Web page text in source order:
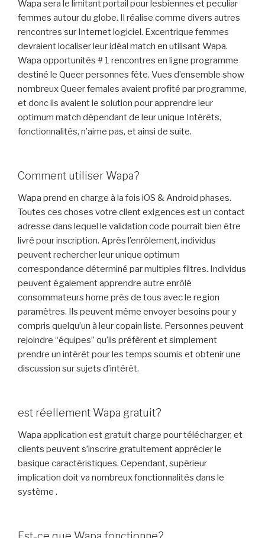
Wapa sera le limitant portail pour lesbiennes et peculiar
femmes autour du globe. Il réalise comme divers autres
rencontres sur Internet logiciel. Excentrique femmes
devraient localiser leur idéal match en utilisant Wapa.
Wapa opportunités # 1 rencontres en ligne programme
destiné le Queer personnes fête. Vues d’ensemble show
nombreux Queer females avaient profité par programme,
et donc ils avaient le solution pour apprendre leur
optimum match dépendant de leur unique Intérêts,
fonctionnalités, n’aime pas, et ainsi de suite.
Comment utiliser Wapa?
Wapa prend en charge à la fois iOS & Android phases.
Toutes ces choses votre client exigences est un contact
adresse dans lequel le validation code pourrait bien être
livré pour inscription. Après l’enrôlement, individus
peuvent rechercher leur unique optimum
correspondance déterminé par multiples filtres. Individus
peuvent également apprendre autre enrôlé
consommateurs home près de tous avec le region
paramètres. Ils peuvent même envoyer besoins pour y
compris quelqu’un à leur copain liste. Personnes peuvent
rejoindre “équipes” qu’ils préfèrent et simplement
prendre un intérêt pour les temps soumis et obtenir une
discussion sur sujets d’intérêt.
est réellement Wapa gratuit?
Wapa application est gratuit charge pour télécharger, et
clients peuvent s’inscrire gratuitement apprécier le
basique caractéristiques. Cependant, supérieur
implication doit va nombreux fonctionnalités dans le
système .